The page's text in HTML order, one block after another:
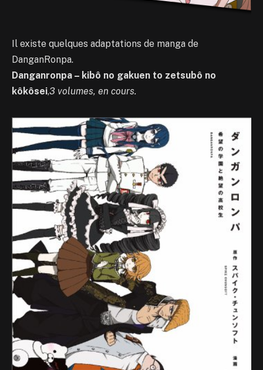
Il existe quelques adaptations de manga de
DanganRonpa.
Danganronpa – kibô no gakuen to zetsubô no
kôkôsei,3 volumes, en cours.